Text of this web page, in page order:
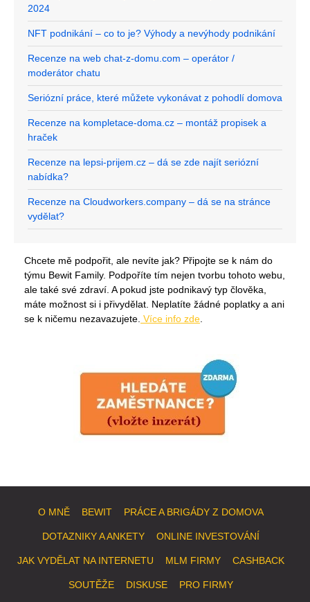
2024
NFT podnikání – co to je? Výhody a nevýhody podnikání
Recenze na web chat-z-domu.com – operátor /
moderátor chatu
Seriózní práce, které můžete vykonávat z pohodlí domova
Recenze na kompletace-doma.cz – montáž propisek a
hraček
Recenze na lepsi-prijem.cz – dá se zde najít seriózní
nabídka?
Recenze na Cloudworkers.company – dá se na stránce
vydělat?
Chcete mě podpořit, ale nevíte jak? Připojte se k nám do
týmu Bewit Family. Podpoříte tím nejen tvorbu tohoto webu,
ale také své zdraví. A pokud jste podnikavý typ člověka,
máte možnost si i přivydělat. Neplatíte žádné poplatky a ani
se k ničemu nezavazujete. Více info zde
O MNĚ BEWIT PRÁCE A BRIGÁDY Z DOMOVA
DOTAZNIKY A ANKETY ONLINE INVESTOVÁNÍ
JAK VYDĚLAT NA INTERNETU MLM FIRMY CASHBACK
SOUTĚŽE DISKUSE PRO FIRMY